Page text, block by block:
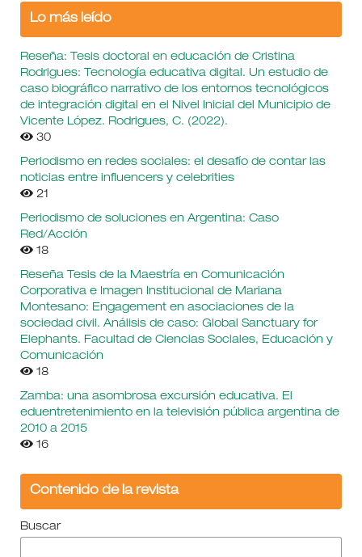
Lo más leído
Reseña: Tesis doctoral en educación de Cristina
Rodrigues: Tecnología educativa digital. Un estudio de
caso biográfico narrativo de los entornos tecnológicos
de integración digital en el Nivel Inicial del Municipio de
Vicente López. Rodrigues, C. (2022).
30
Periodismo en redes sociales: el desafío de contar las
noticias entre influencers y celebrities
21
Periodismo de soluciones en Argentina: Caso
Red/Acción
18
Reseña Tesis de la Maestría en Comunicación
Corporativa e Imagen Institucional de Mariana
Montesano: Engagement en asociaciones de la
sociedad civil. Análisis de caso: Global Sanctuary for
Elephants. Facultad de Ciencias Sociales, Educación y
Comunicación
18
Zamba: una asombrosa excursión educativa. El
eduentretenimiento en la televisión pública argentina de
2010 a 2015
16
Contenido de la revista
Buscar